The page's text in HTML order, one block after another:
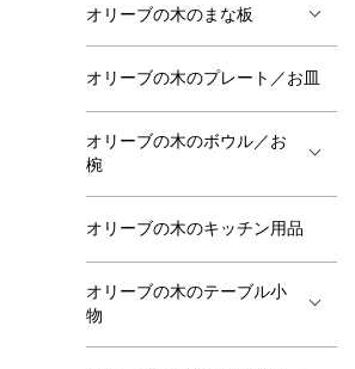
オリーブの木のまな板
オリーブの木のプレート／お皿
オリーブの木のボウル／お
椀
オリーブの木のキッチン用品
オリーブの木のテーブル小
物